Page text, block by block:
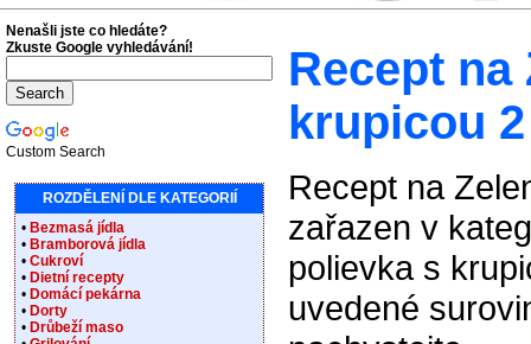
Recept
krupicou 2
Recept na
zařazen v
polievka s
uvedené
Nenašli jste co hledáte?
Zkuste Google vyhledávání!
Custom Search
ROZDĚLENÍ DLE KATEGORIÍ
• Bezmasá jídla
• Bramborová jídla
• Cukroví
• Dietní recepty
• Domácí pekárna
• Dorty
• Drůbeží maso